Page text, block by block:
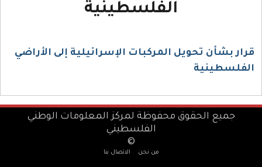
الفلسطينية
قرار بشأن تحويل المركبات الإسرائيلية إلى الأراضي
الفلسطينية
جميع الحقوق محفوظة لمركز المعلومات الوطني
الفلسطيني
©
من نحن الاتصال بنا